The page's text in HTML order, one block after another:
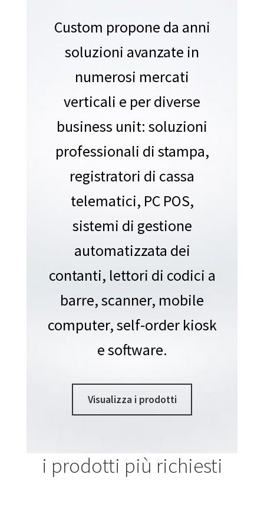
Custom propone da anni
soluzioni avanzate in
numerosi mercati
verticali e per diverse
business unit: soluzioni
professionali di stampa,
registratori di cassa
telematici, PC POS,
sistemi di gestione
automatizzata dei
contanti, lettori di codici a
barre, scanner, mobile
computer, self-order kiosk
e software.
Visualizza i prodotti
i prodotti più richiesti